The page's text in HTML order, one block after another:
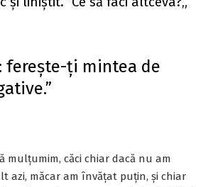
ferește-ți mintea de
mulţumim, căci chiar dacă nu am
azi, măcar am învăţat puţin, şi chiar